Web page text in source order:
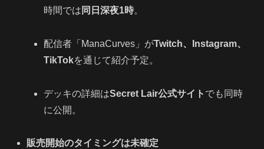
時間では 同日深夜1時。
配信者「ManaCurves」がTwitch、Instagram、
TikTokを通じて紹介予定。
デッキの詳細はSecret Lair公式サイト でも同時
に公開。
販売開始のタイミングは未確定